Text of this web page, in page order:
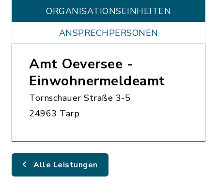
ORGANISATIONS­EINHEITEN
ANSPRECHPERSONEN
Amt Oeversee -
Einwohnermeldeamt
Tornschauer Straße 3-5
24963 Tarp
Alle Leistungen